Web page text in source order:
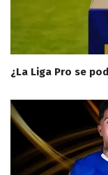
¿La Liga Pro se